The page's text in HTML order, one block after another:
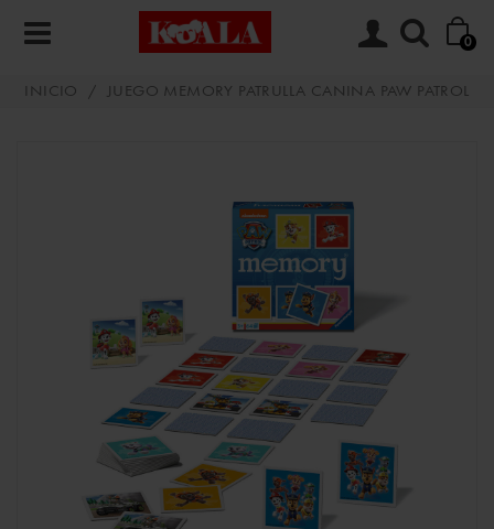
0
INICIO / JUEGO MEMORY PATRULLA CANINA PAW PATROL